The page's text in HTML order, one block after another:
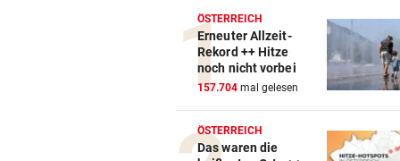
Fahrrad-Diebe wurden auf
frischer Tat ertappt
PROJEKT IN OHLSDORF vor
19 Hektar Wald gerodet:
jetzt ungültig?
ÖSTERREICH
Erneuter Allzeit-
Rekord ++ Hitze
noch nicht vorbei
157.704 mal gelesen
ÖSTERREICH
Das waren die